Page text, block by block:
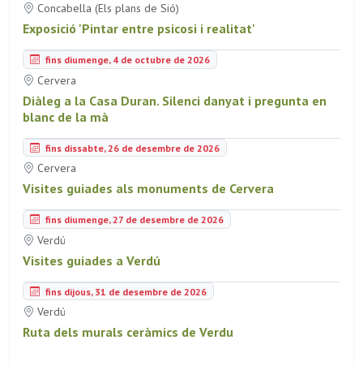
Concabella (Els plans de Sió)
Exposició 'Pintar entre psicosi i realitat'
fins diumenge, 4 de octubre de 2026
Cervera
Diàleg a la Casa Duran. Silenci danyat i pregunta en
blanc de la mà
fins dissabte, 26 de desembre de 2026
Cervera
Visites guiades als monuments de Cervera
fins diumenge, 27 de desembre de 2026
Verdú
Visites guiades a Verdú
fins dijous, 31 de desembre de 2026
Verdú
Ruta dels murals ceràmics de Verdu